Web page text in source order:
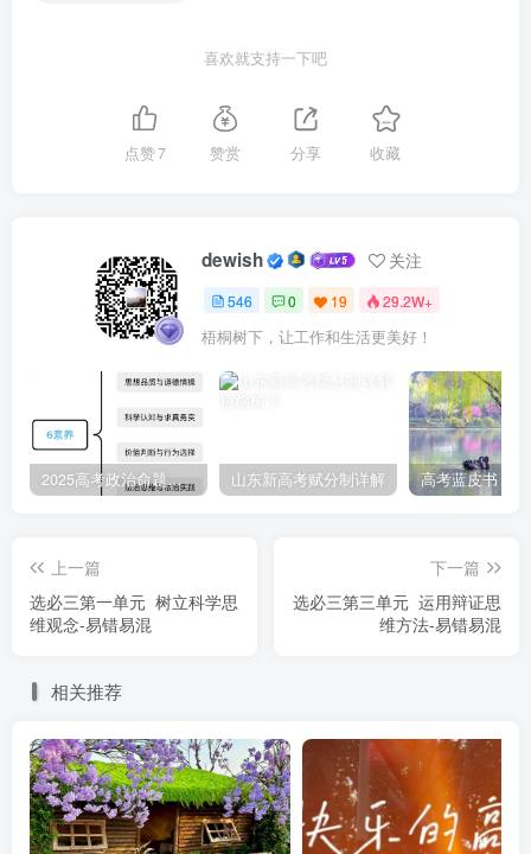
断的谓项优秀运动员是不周延的；“所有优秀运动员都能获得
不能必然推出。
况，由“有的陶瓷修复课的学生不是三班同学”为真，能推出
“有的三班同学不是陶瓷修复课的学生”为真。（ × ）
能推出“有的三班同学不是陶瓷修复课的学生”为真，“陶瓷修
复课的学生”在换位前不周延，换位后却周延了，违反了换位
推理的逻辑规则。
特长的人”为大前提，“所有科技工作者是人才”为小前提，按
照三段论的基本规则，必然推出的结论是所有具有某种特长
的人不是科技工作者。（ × ）
纠正：三段论的大项为“具有某种特长的人”，小项为“科
技工作者”为结论，，前提中的大项和小项与结论中的大项、
小项不匹配。
喜欢就支持一下吧
点赞7 赞赏 分享 收藏
dewish 关注
546 0 19 29.2W+
梧桐树下，让工作和生活更美好！
2025高考政治命题纲要解读 山东新高考赋分制详解
上一篇
选必三第一单元 树立科学思
维观念-易错易混
下一篇
选必三第三单元 运用辩证思
维方法-易错易混
相关推荐